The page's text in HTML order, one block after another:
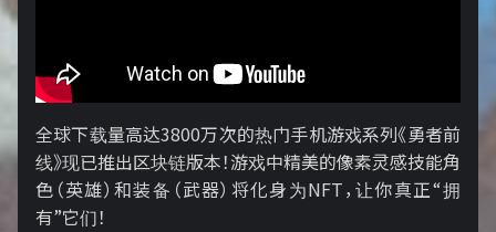
全球下载量高达3800万次的热门手机游戏系列《勇者前
线》现已推出区块链版本！游戏中精美的像素灵感技能角
色（英雄）和装备（武器）将化身为NFT，让你真正“拥
有”它们！